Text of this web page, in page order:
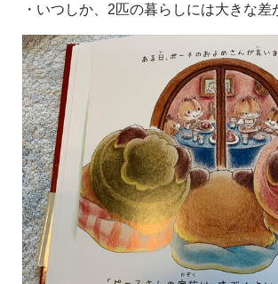
・いつしか、2匹の暮らしには大きな差